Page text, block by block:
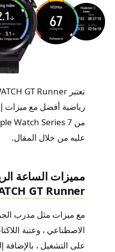
رياضية أفضل مع ميزات
عليه من خلال المقال.
GT Runner
مع ميزات مثل مدرب
الاصطناعي ، وعتبة
على التشغيل ،